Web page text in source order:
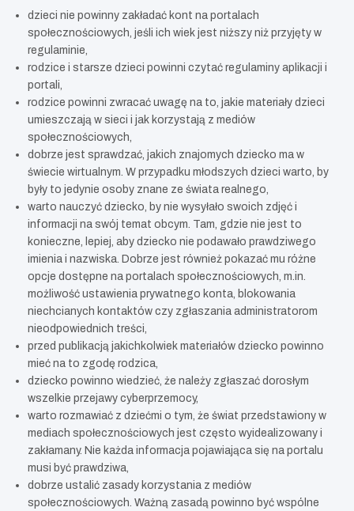
dzieci nie powinny zakładać kont na portalach
społecznościowych, jeśli ich wiek jest niższy niż przyjęty w
regulaminie,
rodzice i starsze dzieci powinni czytać regulaminy aplikacji i
portali,
rodzice powinni zwracać uwagę na to, jakie materiały dzieci
umieszczają w sieci i jak korzystają z mediów
społecznościowych,
dobrze jest sprawdzać, jakich znajomych dziecko ma w
świecie wirtualnym. W przypadku młodszych dzieci warto, by
były to jedynie osoby znane ze świata realnego,
warto nauczyć dziecko, by nie wysyłało swoich zdjęć i
informacji na swój temat obcym. Tam, gdzie nie jest to
konieczne, lepiej, aby dziecko nie podawało prawdziwego
imienia i nazwiska. Dobrze jest również pokazać mu różne
opcje dostępne na portalach społecznościowych, m.in.
możliwość ustawienia prywatnego konta, blokowania
niechcianych kontaktów czy zgłaszania administratorom
nieodpowiednich treści,
przed publikacją jakichkolwiek materiałów dziecko powinno
mieć na to zgodę rodzica,
dziecko powinno wiedzieć, że należy zgłaszać dorosłym
wszelkie przejawy cyberprzemocy,
warto rozmawiać z dziećmi o tym, że świat przedstawiony w
mediach społecznościowych jest często wyidealizowany i
zakłamany. Nie każda informacja pojawiająca się na portalu
musi być prawdziwa,
dobrze ustalić zasady korzystania z mediów
społecznościowych. Ważną zasadą powinno być wspólne